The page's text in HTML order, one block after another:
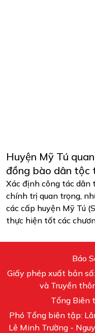
Huyện Mỹ Tú
đồng bào dân tộc
Xác định công tác dân
chính trị quan trọng,
các cấp huyện Mỹ Tú
thực hiện tốt các
Báo
Giấy phép xuất bản
và Truyền
Tổng Biên
Phó Tổng biên tập:
Lê Minh Trường -